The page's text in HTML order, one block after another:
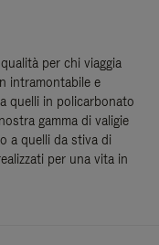
per chi viaggia
intramontabile e
quelli in policarbonato
gamma di valigie
a quelli da stiva di
per una vita in